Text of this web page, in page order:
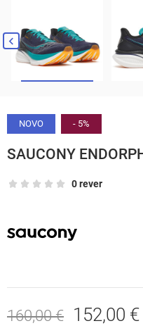

NOVO - 5%
SAUCONY
0 rever
160,00 € 152,00 €